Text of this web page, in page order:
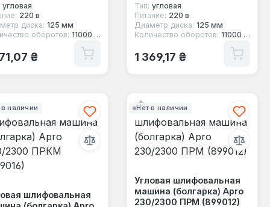
угловая
220 в
диска: 125 мм
оборотов: 11000 об/мин
цена:
₴
Тип: угловая
Питание: 220 в
Диаметр диска: 125 мм
Количество оборотов: 11000 об/мин
Обычная цена:
1 369,17 ₴
в наличии
шлифовальная
Нет в наличии
Угловая шлифовальная
машина (болгарка) Apro
230/2300 ПРМ (899012)